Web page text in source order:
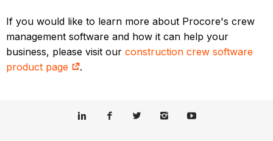
If you would like to learn more about Procore's crew
management software and how it can help your
business, please visit ourconstruction crew software
product page
.